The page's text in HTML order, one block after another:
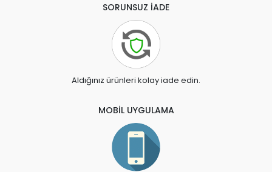
SORUNSUZ İADE
Aldığınız ürünleri kolay iade edin.
MOBİL UYGULAMA